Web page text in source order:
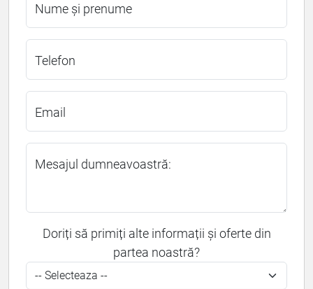
Nume și prenume
Telefon
Email
Mesajul dumneavoastră:
Doriți să primiți alte informații și oferte din
partea noastră?